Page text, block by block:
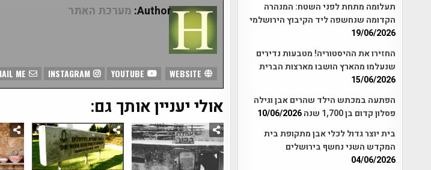
Author: מערכת האתר
INSTAGRAM
אולי יעניין אותך גם:
תעלומה מתחת לפני השטח: המנהרה
הקדומה שנחשפה ליד הקיבוץ הירושלמי
19/06/2026
החזירו את ההיסטוריה! מטבעות נדירים
שנעלמו מהארץ הושבו מארצות הברית
15/06/2026
הפתעה במכתש הילד שהרים אבן וגילה
פסלון קדום בן 1,700 שנה
10/06/2026
בית יוצר גדול לכלי אבן מתקופת בית
המקדש השני נחשף בירושלים
04/06/2026